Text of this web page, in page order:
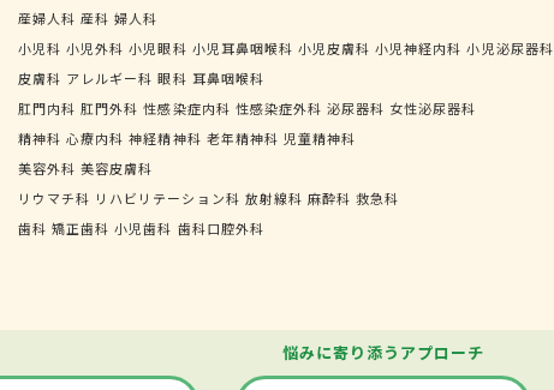
産婦人科 産科 婦人科
小児科 小児外科 小児眼科 小児耳鼻咽喉科 小児皮膚科 小児神経内科 小児泌尿器科
皮膚科 アレルギー科 眼科 耳鼻咽喉科
肛門内科 肛門外科 性感染症内科 性感染症外科 泌尿器科 女性泌尿器科
精神科 心療内科 神経精神科 老年精神科 児童精神科
美容外科 美容皮膚科
リウマチ科 リハビリテーション科 放射線科 麻酔科 救急科
歯科 矯正歯科 小児歯科 歯科口腔外科
悩みに寄り添うアプローチ